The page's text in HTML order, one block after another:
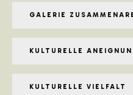
GALERIE
KULTURELLE
KULTURELLE VIELFALT